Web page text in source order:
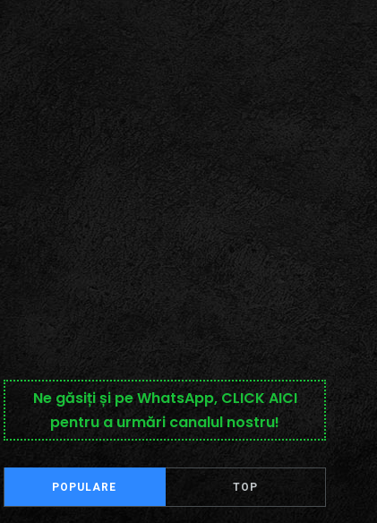
Ne găsiți și pe WhatsApp, CLICK AICI
pentru a urmări canalul nostru!
POPULARE TOP